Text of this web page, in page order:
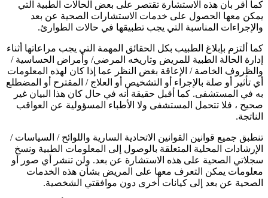
كما أقر بأن هذه الاستشارة تقتصر على بعض الحالات الطبية التي
يمكن معها الحصول على خدمات الاستشارات الصحية عن بعد
والإجراءات المناسبة التي يجب تطبيقها في حالات الطوارئ.
كما ألتزم بإبلاغ الطبيب بكل الحقائق المهمة التي يجب مراعاتها أثناء
إدارة الحالة الطبية للمريض وتاريخه المرضي/ وأمراض الحساسية /
والظروف الخاصة / الإعاقة بغض النظر عما إذا كان لهذه المعلومات
أي تأثير أو صلة بالإجراء أو التشخيص أو العلاج / المقترح أو المضطلع
به في المستشفى. كما أقبل حقيقة أنه في حال كان هذا البيان غير
صحيح ، فلا تتحمل المستشفى ولا الأطباء المسؤولية عن العواقب
الناتجة.
تنطبق جميع قوانين القوانين الاتحادية السارية واللوائح / السياسات /
الإرشادات المحلية المتعلقة بالوصول إلى المعلومات الطبية ونسخ
سجلاتي الصحية على هذه الاستشارة عن بعد. ولن تنشر أي صور أو
معلومات يمكن التعرف معها على المريض بشأن هذه الخدمات
الصحية عن بعد إلى كيانات أخرى دون موافقتي الشخصية.